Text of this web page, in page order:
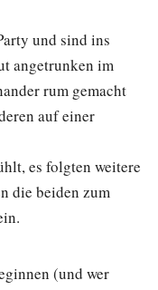
und sind ins
angetrunken im
rum gemacht
auf einer
es folgten weitere
die beiden zum
(und wer